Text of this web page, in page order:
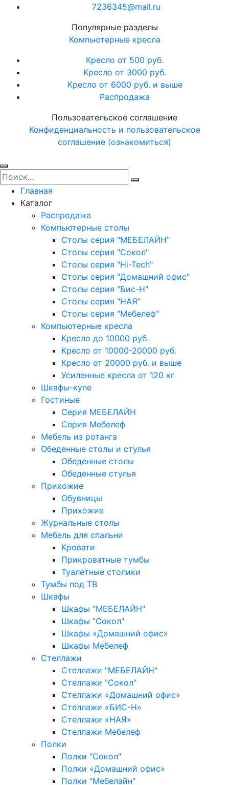
7236345@mail.ru
Популярные разделы
Компьютерные кресла
Кресло от 500 руб.
Кресло от 3000 руб.
Кресло от 6000 руб. и выше
Распродажа
Пользовательское соглашение
Конфиденциальность и пользовательское
соглашение (ознакомиться)
Главная
Каталог
Распродажа
Компьютерные столы
Столы серия "МЕБЕЛАЙН"
Столы серия "Сокол"
Столы серия "Hi-Tech"
Столы серия "Домашний офис"
Столы серия "Бис-Н"
Столы серия "НАЯ"
Столы серия "Мебелеф"
Компьютерные кресла
Кресло до 10000 руб.
Кресло от 10000-20000 руб.
Кресло от 20000 руб. и выше
Усиленные кресла от 120 кг
Шкафы-купе
Гостиные
Серия МЕБЕЛАЙН
Серия Мебелеф
Мебель из ротанга
Обеденные столы и стулья
Обеденные столы
Обеденные стулья
Прихожие
Обувницы
Прихожие
Журнальные столы
Мебель для спальни
Кровати
Прикроватные тумбы
Туалетные столики
Тумбы под ТВ
Шкафы
Шкафы "МЕБЕЛАЙН"
Шкафы "Сокол"
Шкафы «Домашний офис»
Шкафы Мебелеф
Стеллажи
Стеллажи "МЕБЕЛАЙН"
Стеллажи "Сокол"
Стеллажи «Домашний офис»
Стеллажи «БИС-Н»
Стеллажи «НАЯ»
Стеллажи Мебелеф
Полки
Полки "Сокол"
Полки «Домашний офис»
Полки "Мебелайн"